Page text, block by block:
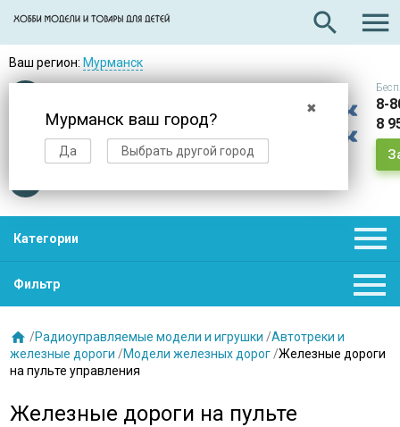
search 
Ваш регион: Мурманск
✖
Мурманск ваш город?
Да Выбрать другой город
Доставкав день заказа
8-
8
Категории 
Фильтр 
 /Радиоуправляемые модели и игрушки /Автотреки и
железные дороги /Модели железных дорог /Железные дороги
на пульте управления
Железные дороги на пульте